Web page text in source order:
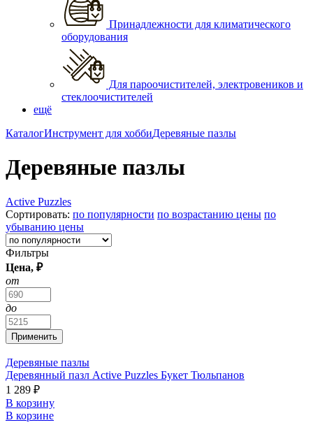
Принадлежности для климатического
оборудования
Для пароочистителей, электровеников и
стеклоочистителей
ещё
КаталогИнструмент для хоббиДеревяные пазлы
Деревяные пазлы
Active Puzzles
Сортировать: по популярности по возрастанию цены по
убыванию цены
Фильтры
Цена, ₽
от
до
Деревяные пазлы
Деревянный пазл Active Puzzles Букет Тюльпанов
1 289 ₽
В корзину
В корзине